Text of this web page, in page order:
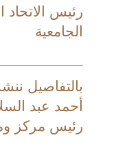
رئيس الاتحاد
الجامعية
بالتفاصيل
أحمد عبد
رئيس مركز